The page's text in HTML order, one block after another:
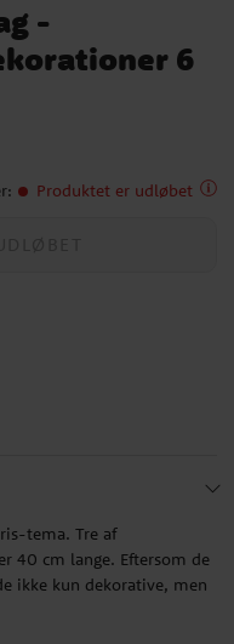
-
6
: Produktet er udløbet
tema. Tre af
40 cm lange. Eftersom de
ikke kun dekorative, men